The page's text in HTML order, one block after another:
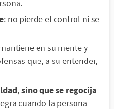
: no pierde el control ni se
en su mente y
que, a su entender,
sino que se regocija
cuando la persona